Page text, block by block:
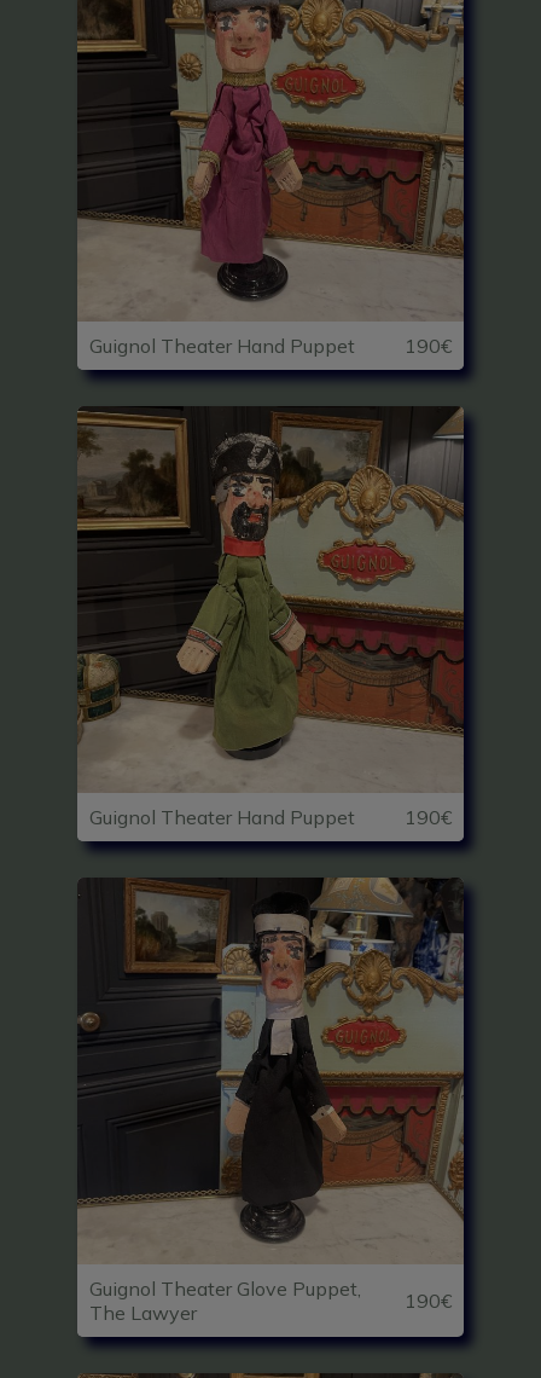
Guignol Theater Hand Puppet 190€
Guignol Theater Hand Puppet 190€
Guignol Theater Glove Puppet,
The Lawyer
190€